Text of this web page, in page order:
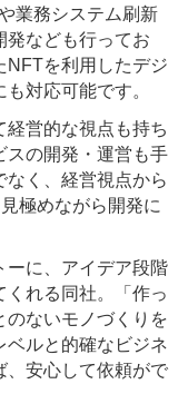
業務システム刷新
発なども行ってお
NFTを利用したデジ
対応可能です。
経営的な視点も持ち
スの開発・運営も手
く、経営視点から
極めながら開発に
ーに、アイデア段階
れる同社。「作っ
のないモノづくりを
ベルと的確なビジネ
、安心して依頼がで